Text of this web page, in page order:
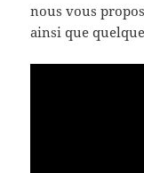
nous vous
ainsi que